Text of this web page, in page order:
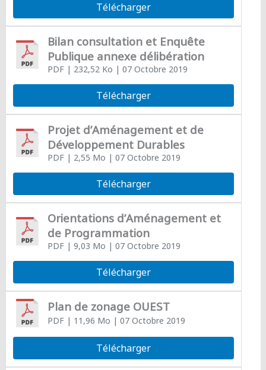
Télécharger
Bilan consultation et Enquête
Publique annexe délibération
PDF| 232,52 Ko | 07 Octobre 2019
Télécharger
Projet d’Aménagement et de
Développement Durables
PDF| 2,55 Mo | 07 Octobre 2019
Télécharger
Orientations d’Aménagement et
de Programmation
PDF| 9,03 Mo | 07 Octobre 2019
Télécharger
Plan de zonage OUEST
PDF| 11,96 Mo | 07 Octobre 2019
Télécharger